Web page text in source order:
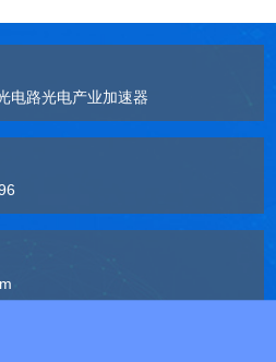
电路光电产业加速器